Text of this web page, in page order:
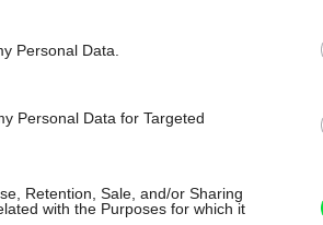
Personal Data.
Personal Data for Targeted
Retention, Sale, and/or Sharing
with the Purposes for which it